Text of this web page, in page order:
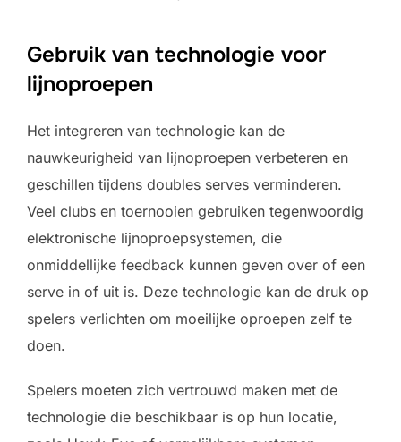
Gebruik van technologie voor
lijnoproepen
Het integreren van technologie kan de
nauwkeurigheid van lijnoproepen verbeteren en
geschillen tijdens doubles serves verminderen.
Veel clubs en toernooien gebruiken tegenwoordig
elektronische lijnoproepsystemen, die
onmiddellijke feedback kunnen geven over of een
serve in of uit is. Deze technologie kan de druk op
spelers verlichten om moeilijke oproepen zelf te
doen.
Spelers moeten zich vertrouwd maken met de
technologie die beschikbaar is op hun locatie,